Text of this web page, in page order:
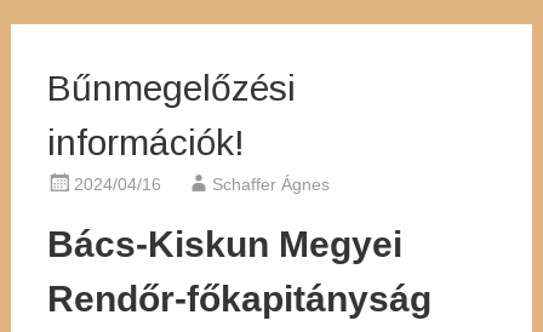
Bűnmegelőzési
információk!
2024/04/16 Schaffer Ágnes
Bács-Kiskun Megyei
Rendőr-főkapitányság